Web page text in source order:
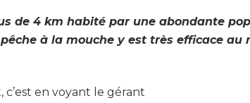
de 4 km habité par une abondante
à la mouche y est très efficace au
en voyant le gérant